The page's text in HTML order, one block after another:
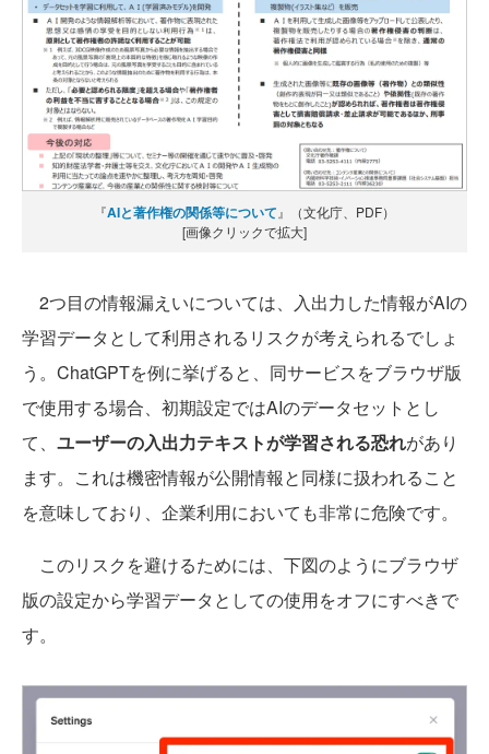
『AIと著作権の関係等について 』（文化庁、PDF）
[画像クリックで拡大]
2つ目の情報漏えいについては、入出力した情報がAIの
学習データとして利用されるリスクが考えられるでしょ
う。ChatGPTを例に挙げると、同サービスをブラウザ版
で使用する場合、初期設定ではAIのデータセットとし
て、 ユーザーの入出力テキストが学習される恐れがあり
ます。これは機密情報が公開情報と同様に扱われること
を意味しており、企業利用においても非常に危険です。
このリスクを避けるためには、下図のようにブラウザ
版の設定から学習データとしての使用をオフにすべきで
す。